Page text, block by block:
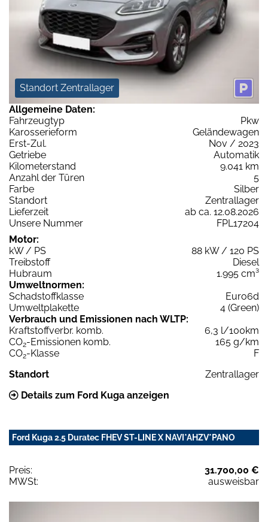
Standort Zentrallager
Allgemeine Daten:
Fahrzeugtyp
Pkw
Karosserieform
Geländewagen
Erst-Zul.
Nov / 2023
Getriebe
Automatik
Kilometerstand
9.041 km
Anzahl der Türen
5
Farbe
Silber
Standort
Zentrallager
Lieferzeit
ab ca. 12.08.2026
Unsere Nummer
FPL17204
Motor:
kW / PS
88 kW / 120 PS
Treibstoff
Diesel
Hubraum
1.995 cm³
Umweltnormen:
Schadstoffklasse
Euro6d
Umweltplakette
4 (Green)
Verbrauch und Emissionen nach WLTP:
Kraftstoffverbr. komb.
6,3 l/100km
CO2-Emissionen komb.
165 g/km
CO2-Klasse
F
Standort
Zentrallager
Details zum Ford Kuga anzeigen
Ford Kuga 2.5 Duratec FHEV ST-LINE X NAVI*AHZV*PANO
Preis:
31.700,00 €
MWSt:
ausweisbar